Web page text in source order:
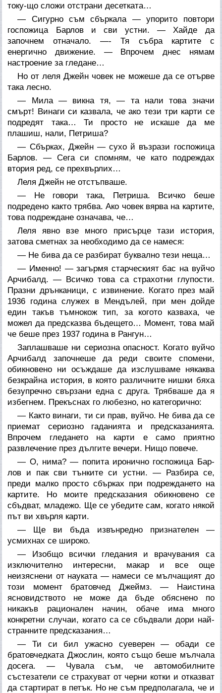
току-що сложи отстрани десетката…
— Сигурно съм сбъркала — упорито повтори
госпожица Барлов и сви устни. — Хайде да
започнем отначало. —- Тя събра картите с
енергично движение. — Впрочем днес нямам
настроение за гледане…
Но от леля Джейн човек не можеше да се отърве
така лесно.
— Мила — викна тя, — та нали това значи
смърт! Винаги си казвала, че ако тези три карти се
подредят така… Ти просто не искаше да ме
плашиш, нали, Петриша?
— Сбърках, Джейн — сухо й възрази госпожица
Барлов. — Сега си спомням, че като подреждах
втория ред, се прехвърлих…
Леля Джейн не отстъпваше.
— Не говори така, Петриша. Всичко беше
подредено както трябва. Ако човек вярва на картите,
това подреждане означава, че…
Леля явно взе много присърце тази история,
затова сметнах за необходимо да се намеся:
— Не бива да се разбират буквално тези неща…
— Именно! — загърмя старческият бас на вуйчо
Арчибалд. — Всичко това са страхотни глупости.
Празни дрънканици, с извинение. Когато през май
1936 година служех в Мендълей, при мен дойде
един такъв тъмнокож тип, за когото казваха, че
можел да предсказва бъдещето… Момент, това май
че беше през 1937 година в Рангун…
Заплашваше ни сериозна опасност. Когато вуйчо
Арчибалд започнеше да реди своите спомени,
обикновено ни осъждаше да изслушваме някаква
безкрайна история, в която различните нишки бяха
безупречно свързани една с друга. Трябваше да я
избегнем. Прекъснах го любезно, но категорично:
— Както винаги, ти си прав, вуйчо. Не бива да се
приемат сериозно гаданията и предсказанията.
Впрочем гледането на карти е само приятно
развлечение през дългите вечери. Нищо повече.
— О, нима? — попита иронично госпожица Бар-
лов и пак сви тънките си устни. — Разбира се,
преди малко просто сбърках при подреждането на
картите. Но моите предсказания обикновено се
сбъдват, младежо. Ще се убедите сам, когато някой
път ви хвърля карти.
— Ще ви бъда извънредно признателен —
усмихнах се широко.
— Изобщо всички гледания и врачувания са
изключително интересни, макар и все още
неизяснени от науката — намеси се мълчащият до
този момент братовчед Джеймз. — Наистина
ясновидството не може да бъде обяснено по
никакъв рационален начин, обаче има много
конкретни случаи, когато са се сбъдвали дори най-
странните предсказания…
— Ти си бил ужасно суеверен — обади се
братовчедката Джослин, която също беше мълчала
досега. — Чувала съм, че автомобилните
състезатели се страхуват от черни котки и отказват
да стартират в петък. Но не съм предполагала, че и